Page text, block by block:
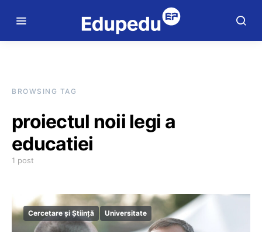
BROWSING TAG
proiectul noii legi a
educatiei
1 post
Cercetare și Știință Universitate